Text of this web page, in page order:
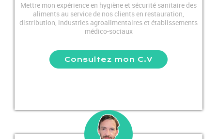
Mettre mon expérience en hygiène et sécurité sanitaire des
aliments au service de nos clients en restauration,
distribution, industries agroalimentaires et établissements
médico-sociaux
Consultez mon C.V